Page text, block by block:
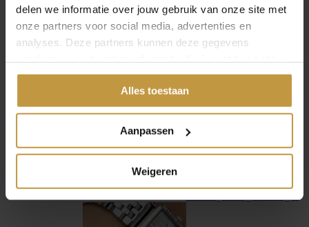
delen we informatie over jouw gebruik van onze site met
onze partners voor social media, advertenties en
analyses. Deze partners kunnen deze gegevens
gedeeld of die ze hebben verzameld via jouw gebruik van
Alles toestaan
Aanpassen
Weigeren
Swiss Military Hanowa